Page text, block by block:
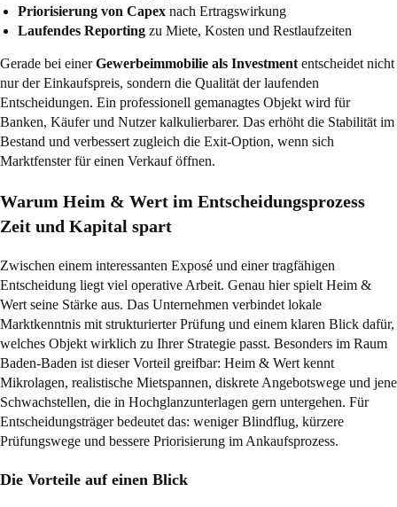
Priorisierung von Capex nach Ertragswirkung
Laufendes Reporting zu Miete, Kosten und Restlaufzeiten
Gerade bei einerGewerbeimmobilie als Investment entscheidet nicht
nur der Einkaufspreis, sondern die Qualität der laufenden
Entscheidungen. Ein professionell gemanagtes Objekt wird für
Banken, Käufer und Nutzer kalkulierbarer. Das erhöht die Stabilität im
Bestand und verbessert zugleich die Exit-Option, wenn sich
Marktfenster für einen Verkauf öffnen.
Warum Heim & Wert im Entscheidungsprozess
Zeit und Kapital spart
Zwischen einem interessanten Exposé und einer tragfähigen
Entscheidung liegt viel operative Arbeit. Genau hier spielt Heim &
Wert seine Stärke aus. Das Unternehmen verbindet lokale
Marktkenntnis mit strukturierter Prüfung und einem klaren Blick dafür,
welches Objekt wirklich zu Ihrer Strategie passt. Besonders im Raum
Baden-Baden ist dieser Vorteil greifbar: Heim & Wert kennt
Mikrolagen, realistische Mietspannen, diskrete Angebotswege und jene
Schwachstellen, die in Hochglanzunterlagen gern untergehen. Für
Entscheidungsträger bedeutet das: weniger Blindflug, kürzere
Prüfungswege und bessere Priorisierung im Ankaufsprozess.
Die Vorteile auf einen Blick